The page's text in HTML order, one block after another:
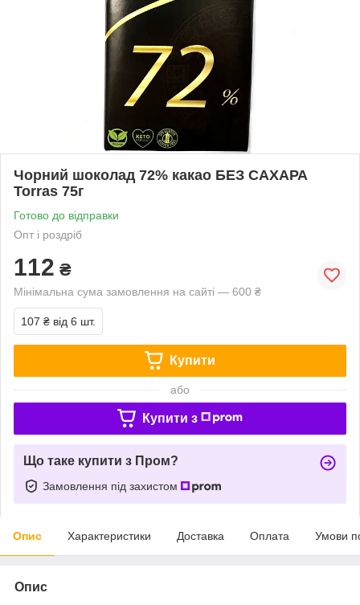
Чорний шоколад 72% какао БЕЗ САХАРА
Torras 75г
Готово до відправки
Опт і роздріб
112 ₴
Мінімальна сума замовлення на сайті — 600 ₴
107 ₴ від 6 шт.
Купити
або
Купити з
Що таке купити з Пром?
Замовлення під захистом
Опис Характеристики Доставка Оплата Умови
Опис